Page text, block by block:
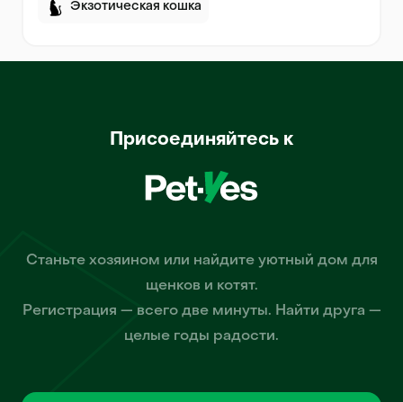
Экзотическая кошка
Присоединяйтесь к
Станьте хозяином или найдите уютный дом для
щенков и котят.
Регистрация — всего две минуты. Найти друга —
целые годы радости.